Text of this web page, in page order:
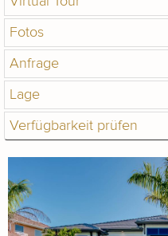
Fotos
Anfrage
Lage
Verfügbarkeit prüfen